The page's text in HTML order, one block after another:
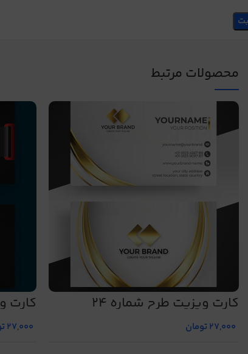
محصولات مرتبط
کارت ویزیت طرح شماره 24
27,000تومان
کارت
27,000